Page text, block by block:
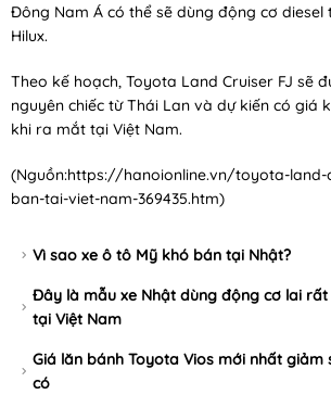
Đông Nam Á có thể sẽ dùng động cơ
Hilux.
Theo kế hoạch, Toyota Land Cruiser FJ sẽ
nguyên chiếc từ Thái Lan và dự kiến có giá
khi ra mắt tại Việt Nam.
(Nguồn:https://hanoionline.vn/toyota-land-
ban-tai-viet-nam-369435.htm)
Vì sao xe ô tô Mỹ khó bán tại Nhật?
Đây là mẫu xe Nhật dùng động cơ lai
tại Việt Nam
Giá lăn bánh Toyota Vios mới nhất giảm
có